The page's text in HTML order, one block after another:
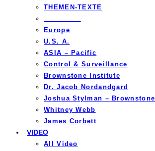
THEMEN-TEXTE
Europe
U.S. A.
ASIA – Pacific
Control & Surveillance
Brownstone Institute
Dr. Jacob Nordandgard
Joshua Stylman – Brownstone
Whitney Webb
James Corbett
VIDEO
All Video